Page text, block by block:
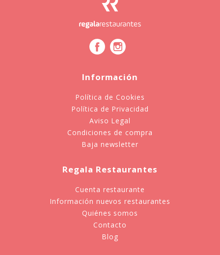
Información
Política de Cookies
Política de Privacidad
Aviso Legal
Condiciones de compra
Baja newsletter
Regala Restaurantes
Cuenta restaurante
Información nuevos restaurantes
Quiénes somos
Contacto
Blog